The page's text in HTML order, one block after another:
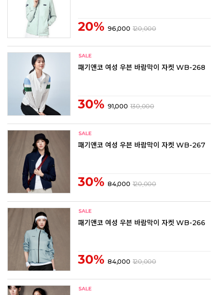
20% 96,000 120,000
패기앤코 여성 우븐 바람막이 자켓 WB-268
30% 91,000 130,000
패기앤코 여성 우븐 바람막이 자켓 WB-267
30% 84,000 120,000
패기앤코 여성 우븐 바람막이 자켓 WB-266
30% 84,000 120,000